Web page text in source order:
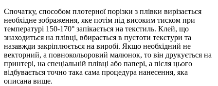
Спочатку, способом плотерної порізки з плівки вирізається
необхідне зображення, яке потім під високим тиском при
температурі 150-170° запікається на текстиль. Клей, що
знаходиться на плівці, вбирається в пустоти текстури та
назавжди закріплюється на виробі. Якщо необхідний не
векторний, а повнокольоровий малюнок, то він друкується на
принтері, на спеціальній плівці або папері, а після цього
відбувається точно така сама процедура нанесення, яка
описана вище.